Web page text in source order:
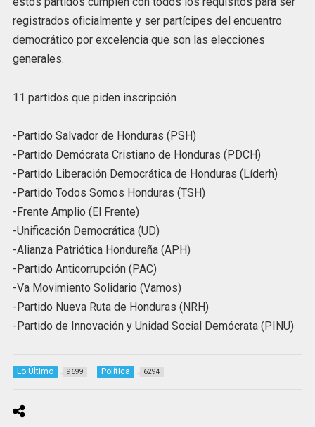
registrados oficialmente y ser partícipes del encuentro
democrático por excelencia que son las elecciones
generales.
11 partidos que piden inscripción
-Partido Salvador de Honduras (PSH)
-Partido Demócrata Cristiano de Honduras (PDCH)
-Partido Liberación Democrática de Honduras (Líderh)
-Partido Todos Somos Honduras (TSH)
-Frente Amplio (El Frente)
-Unificación Democrática (UD)
-Alianza Patriótica Hondureña (APH)
-Partido Anticorrupción (PAC)
-Va Movimiento Solidario (Vamos)
-Partido Nueva Ruta de Honduras (NRH)
-Partido de Innovación y Unidad Social Demócrata (PINU)
Lo Último 9699 Política 6294